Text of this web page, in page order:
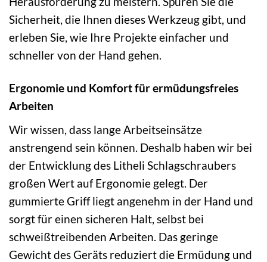
Sicherheit, die Ihnen dieses Werkzeug gibt, und
erleben Sie, wie Ihre Projekte einfacher und
schneller von der Hand gehen.
Ergonomie und Komfort für ermüdungsfreies
Arbeiten
Wir wissen, dass lange Arbeitseinsätze
anstrengend sein können. Deshalb haben wir bei
der Entwicklung des Litheli Schlagschraubers
großen Wert auf Ergonomie gelegt. Der
gummierte Griff liegt angenehm in der Hand und
sorgt für einen sicheren Halt, selbst bei
schweißtreibenden Arbeiten. Das geringe
Gewicht des Geräts reduziert die Ermüdung und